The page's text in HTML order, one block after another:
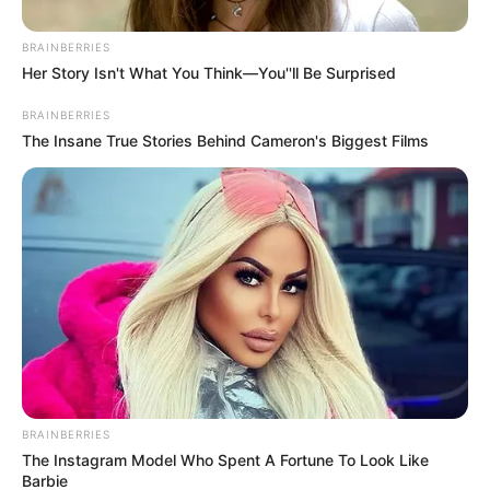
orquestación ha sido fundamental para dar vida a esta
pieza festiva, que promete hacer vibrar a ciudadanos y
recientemente recibió una casa restaurada por parte de
Corvivienda. “Ahora, el IPCC le ha grabado la canción ‘El
Mocho y su Mona’, cuyo lanzamiento, junto con su video,
realizamos hoy, lunes 28 de octubre. Los invitamos a
disfrutar de esta melodía que seguramente será la más
sonada de ‘La Fiesta que nos Une’”, expresó el
mandatario.
BRAINBERRIES
Her Story Isn't What You Think—You''ll Be Surprised
BRAINBERRIES
The Insane True Stories Behind Cameron's Biggest Films
BRAINBERRIES
The Instagram Model Who Spent A Fortune To Look Like
Barbie